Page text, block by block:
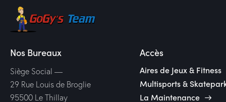
Nos Bureaux
Siège Social —
29 Rue Louis de Broglie
95500 Le Thillay
Accès
Aires de Jeux & Fitness
Multisports &
La Maintenance